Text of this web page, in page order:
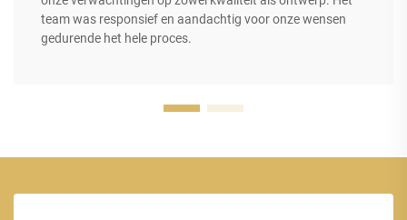
team was responsief en aandachtig voor onze wensen
gedurende het hele proces.